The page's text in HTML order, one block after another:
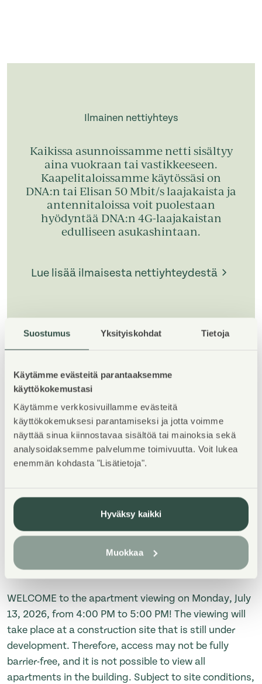
Suostumus Yksityiskohdat Tietoja
Käytämme evästeitä parantaaksemme
käyttökokemustasi
Käytämme verkkosivuillamme evästeitä
käyttökokemuksesi parantamiseksi ja jotta voimme
näyttää sinua kiinnostavaa sisältöä tai mainoksia sekä
analysoidaksemme palvelumme toimivuutta. Voit lukea
enemmän kohdasta "Lisätietoja".
Hyväksy kaikki
Muokkaa
Ilmainen nettiyhteys
Kaikissa asunnoissamme netti sisältyy
aina vuokraan tai vastikkeeseen.
Kaapelitaloissamme käytössäsi on
DNA:n tai Elisan 50 Mbit/s laajakaista ja
antennitaloissa voit puolestaan
hyödyntää DNA:n 4G-laajakaistan
edulliseen asukashintaan.
Lue lisää ilmaisesta nettiyhteydestä
Property Introduction
3.8.2026 klo 16-17! Esittely tapahtuu keskeneräisellä
rakennustyömaalla, jonka vuoksi kulku ei välttämättä
ole täysin esteetön, eikä kaikkia talon asuntoja pääse
katsomaan. Nähtävillä mahdollisuuksien mukaan 1-
4h asunnot A-talon toisesta kerroksesta.
WELCOME to the apartment viewing on Monday, July
13, 2026, from 4:00 PM to 5:00 PM! The viewing will
take place at a construction site that is still under
development. Therefore, access may not be fully
barrier-free, and it is not possible to view all
apartments in the building. Subject to site conditions,